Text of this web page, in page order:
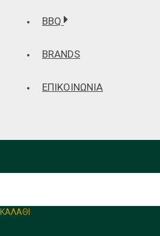
BBQ
BRANDS
ΕΠΙΚΟΙΝΩΝΙΑ
ΚΑΛΑΘΙ